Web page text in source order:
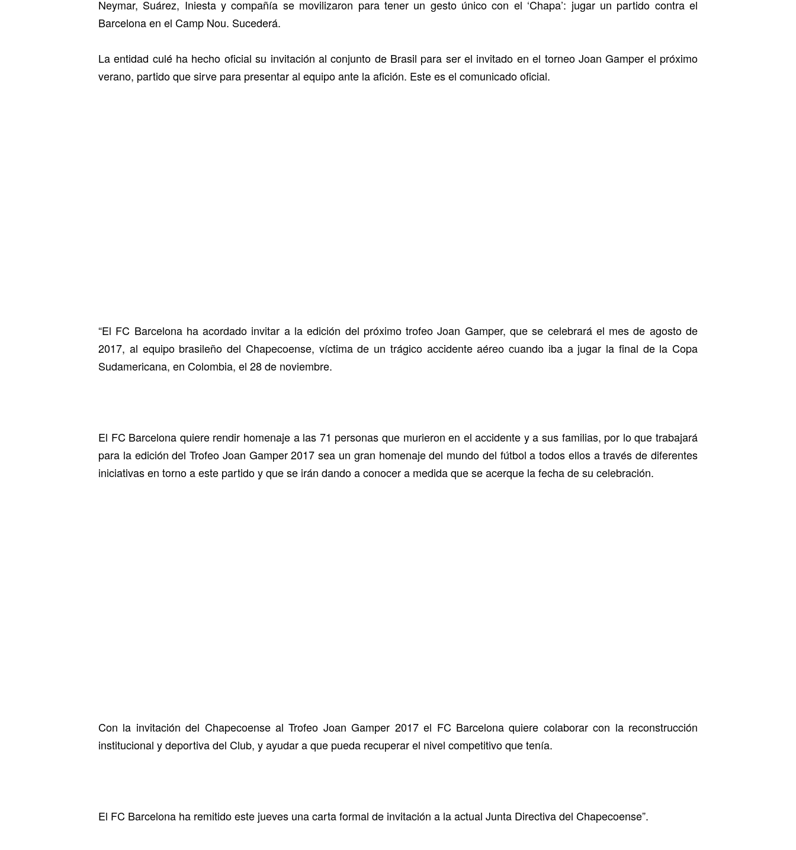
Neymar, Suárez, Iniesta y compañía se movilizaron para tener un gesto único con el ‘Chapa’: jugar un partido contra el
Barcelona en el Camp Nou. Sucederá.
La entidad culé ha hecho oficial su invitación al conjunto de Brasil para ser el invitado en el torneo Joan Gamper el próximo
verano, partido que sirve para presentar al equipo ante la afición. Este es el comunicado oficial.
“El FC Barcelona ha acordado invitar a la edición del próximo trofeo Joan Gamper, que se celebrará el mes de agosto de
2017, al equipo brasileño del Chapecoense, víctima de un trágico accidente aéreo cuando iba a jugar la final de la Copa
Sudamericana, en Colombia, el 28 de noviembre.
El FC Barcelona quiere rendir homenaje a las 71 personas que murieron en el accidente y a sus familias, por lo que trabajará
para la edición del Trofeo Joan Gamper 2017 sea un gran homenaje del mundo del fútbol a todos ellos a través de diferentes
iniciativas en torno a este partido y que se irán dando a conocer a medida que se acerque la fecha de su celebración.
Con la invitación del Chapecoense al Trofeo Joan Gamper 2017 el FC Barcelona quiere colaborar con la reconstrucción
institucional y deportiva del Club, y ayudar a que pueda recuperar el nivel competitivo que tenía.
El FC Barcelona ha remitido este jueves una carta formal de invitación a la actual Junta Directiva del Chapecoense”.